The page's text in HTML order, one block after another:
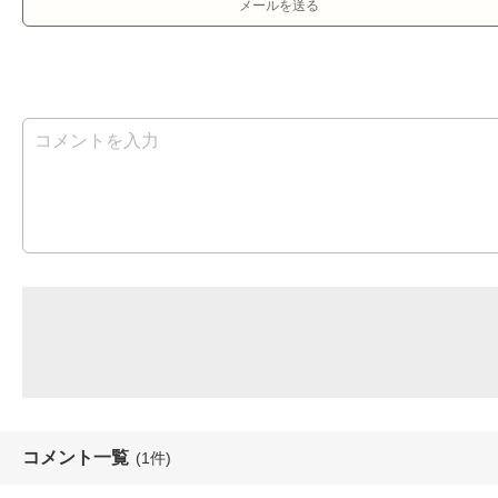
メールを送る
コメント一覧 (1件)